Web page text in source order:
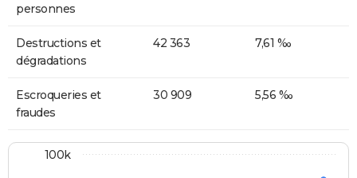
personnes
Destructions et
dégradations
42 363 7,61 ‰
Escroqueries et
fraudes
30 909 5,56 ‰
100k